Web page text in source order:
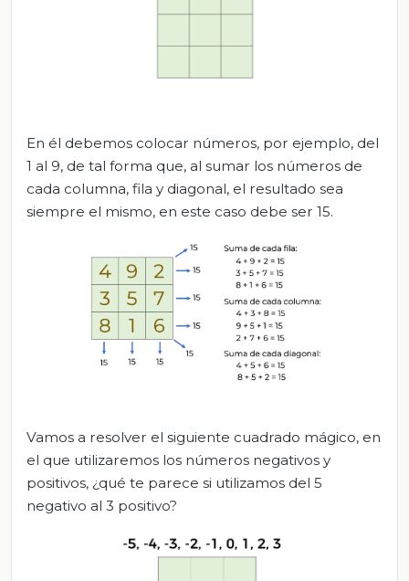
En él debemos colocar números, por ejemplo, del
1 al 9, de tal forma que, al sumar los números de
cada columna, fila y diagonal, el resultado sea
siempre el mismo, en este caso debe ser 15.
Vamos a resolver el siguiente cuadrado mágico, en
el que utilizaremos los números negativos y
positivos, ¿qué te parece si utilizamos del 5
negativo al 3 positivo?